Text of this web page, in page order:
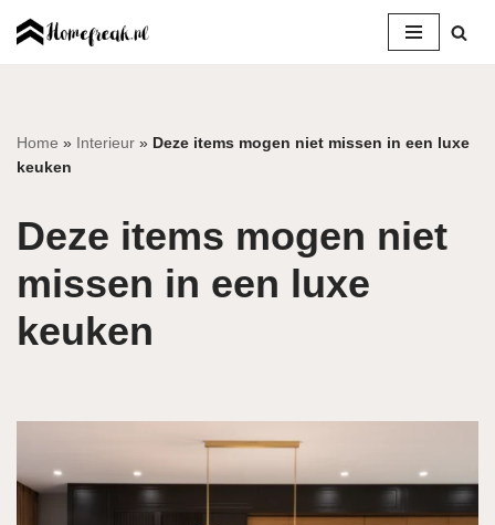
inhoud
Home » Interieur » Deze items mogen niet missen in een luxe
keuken
Deze items mogen niet
missen in een luxe
keuken